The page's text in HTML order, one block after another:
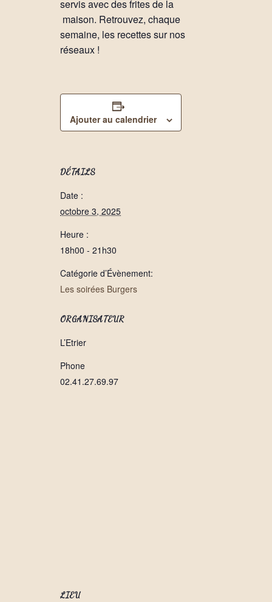
servis avec des frites de la
maison. Retrouvez, chaque
semaine, les recettes sur nos
réseaux !
Ajouter au calendrier
DÉTAILS
Date :
octobre 3, 2025
Heure :
18h00 - 21h30
Catégorie d’Évènement:
Les soirées Burgers
ORGANISATEUR
L’Etrier
Phone
02.41.27.69.97
LIEU